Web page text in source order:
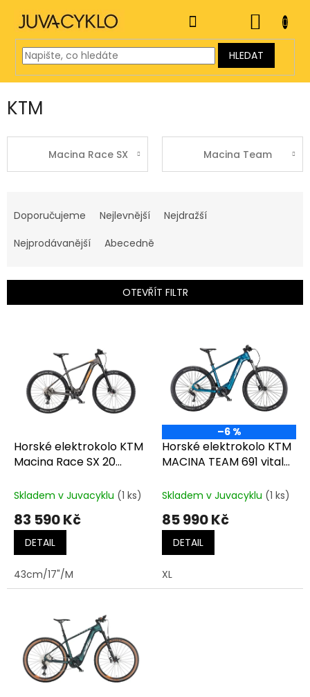
obsah
HLEDAT
KOŠÍK
KTM
Macina Race SX Macina Team
a
e
í
r
Doporučujeme Nejlevnější
Nejdražší
Nejprodávanější
Abecedně
OTEVŘÍT FILTR
dHorské elektrokolo KTM
Macina Race SX 20
(FRESH ORANGE)
Skladem v Juvacyklu (1 ks)
83 590 Kč
DETAIL
43cm/17"/M
–6 %
Horské elektrokolo KTM
MACINA TEAM 691 vital
Skladem v Juvacyklu (1 ks)
85 990 Kč
DETAIL
XL